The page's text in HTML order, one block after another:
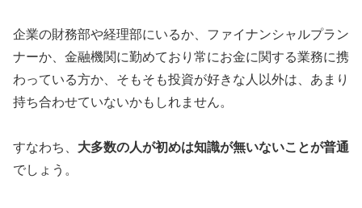
企業の財務部や経理部にいるか、ファイナンシャルプラン
ナーか、金融機関に勤めており常にお金に関する業務に携
わっている方か、そもそも投資が好きな人以外は、あまり
持ち合わせていないかもしれません。
すなわち、 大多数の人が初めは知識が無いないことが普通
でしょう。